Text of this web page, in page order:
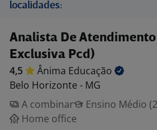
localidades:
Analista De
Exclusiva Pcd)
4,5 Ânima Educação
Belo Horizonte - MG
A combinar
Ensino Médio
Home office